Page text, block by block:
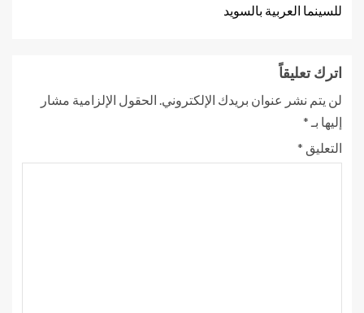
للسينما العربية بالسويد
اترك تعليقاً
لن يتم نشر عنوان بريدك الإلكتروني. الحقول الإلزامية مشار
إليها بـ *
التعليق *